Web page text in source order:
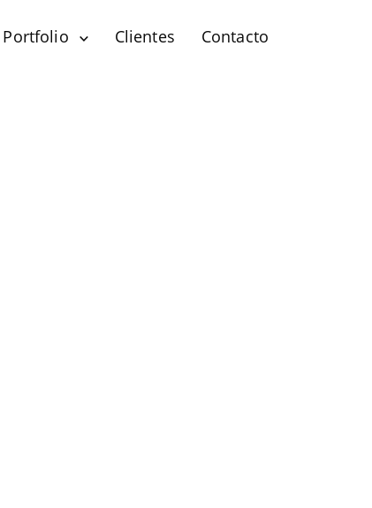
Portfolio Clientes Contacto